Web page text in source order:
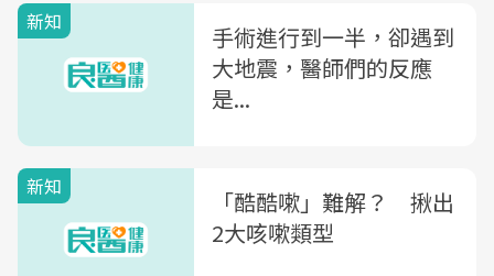
新知
手術進行到一半，卻遇到
大地震，醫師們的反應
是...
新知
「酷酷嗽」難解？ 揪出
2大咳嗽類型